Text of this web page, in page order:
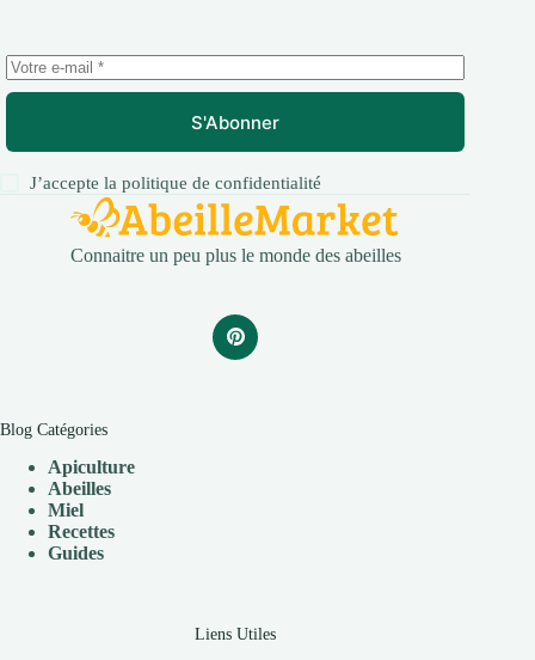
S'Abonner
J’accepte lapolitique de confidentialité
Connaitre un peu plus le monde des abeilles
Blog Catégories
Apiculture
Abeilles
Miel
Recettes
Guides
Liens Utiles